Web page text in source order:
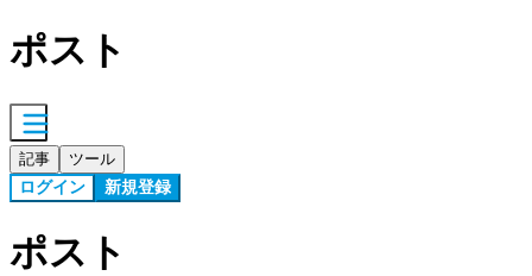
ポスト
記事 ツール
ログイン 新規登録
ポスト